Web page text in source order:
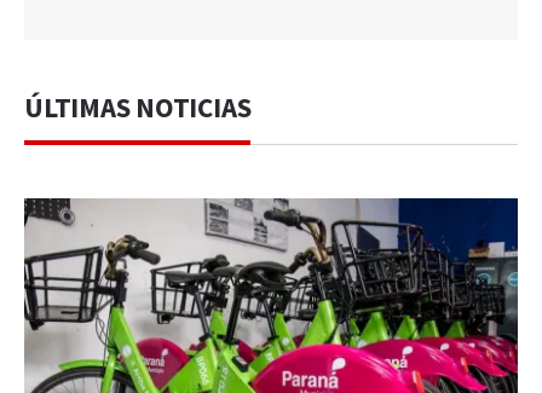
ÚLTIMAS NOTICIAS